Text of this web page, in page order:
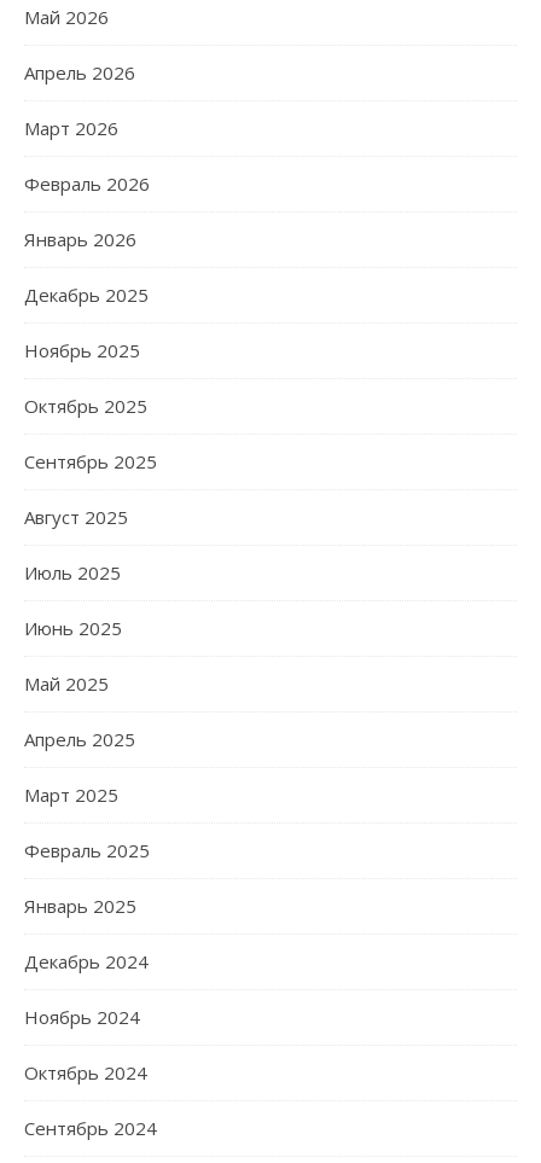
Май 2026
Апрель 2026
Март 2026
Февраль 2026
Январь 2026
Декабрь 2025
Ноябрь 2025
Октябрь 2025
Сентябрь 2025
Август 2025
Июль 2025
Июнь 2025
Май 2025
Апрель 2025
Март 2025
Февраль 2025
Январь 2025
Декабрь 2024
Ноябрь 2024
Октябрь 2024
Сентябрь 2024